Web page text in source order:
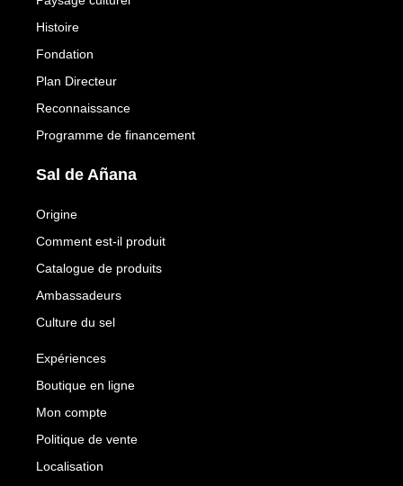
Histoire
Fondation
Plan Directeur
Reconnaissance
Programme de financement
Sal de Añana
Origine
Comment est-il produit
Catalogue de produits
Ambassadeurs
Culture du sel
Expériences
Boutique en ligne
Mon compte
Politique de vente
Localisation